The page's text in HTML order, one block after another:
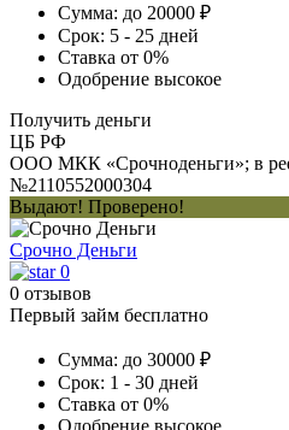
Сумма: до 20000 ₽
Срок: 5 - 25 дней
Ставка от 0%
Одобрение высокое
Получить деньги
ЦБ РФ
ООО МКК «Срочноденьги»; в
№2110552000304
Выдают! Проверено!
Срочно Деньги
0
0 отзывов
Первый займ бесплатно
Сумма: до 30000 ₽
Срок: 1 - 30 дней
Ставка от 0%
Одобрение высокое